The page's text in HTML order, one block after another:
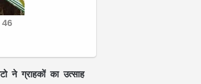
ने ग्राहकों का उत्साह